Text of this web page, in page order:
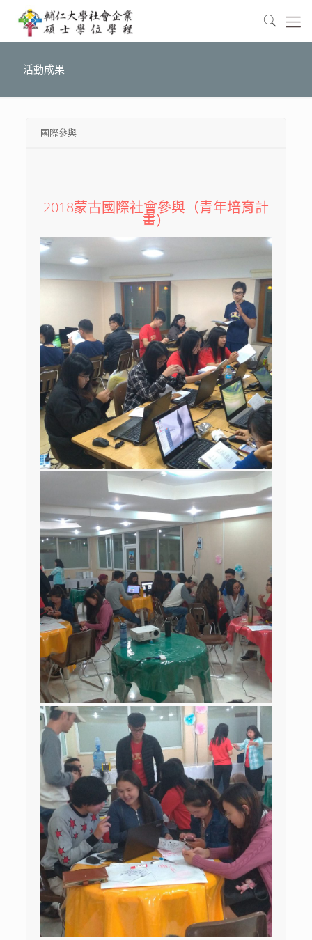
活動成果
國際參與
2018蒙古國際社會參與（青年培育計
畫）